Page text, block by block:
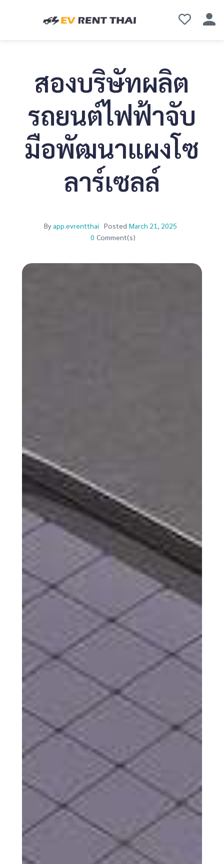
สองบริษัทผลิต
รถยนต์ไฟฟ้าจับ
มือพัฒนาแผงโซ
ลาร์เซลล์
By app.evrentthai Posted March 21, 2025
0 Comment(s)